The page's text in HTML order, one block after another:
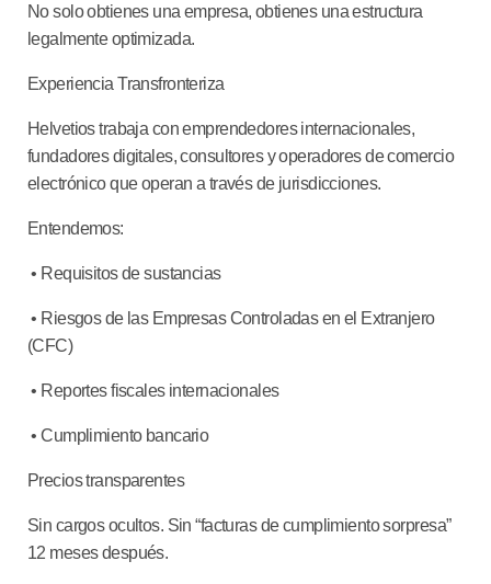
No solo obtienes una empresa, obtienes una estructura
legalmente optimizada.
Experiencia Transfronteriza
Helvetios trabaja con emprendedores internacionales,
fundadores digitales, consultores y operadores de comercio
electrónico que operan a través de jurisdicciones.
Entendemos:
• Requisitos de sustancias
• Riesgos de las Empresas Controladas en el Extranjero
(CFC)
• Reportes fiscales internacionales
• Cumplimiento bancario
Precios transparentes
Sin cargos ocultos. Sin “facturas de cumplimiento sorpresa”
12 meses después.